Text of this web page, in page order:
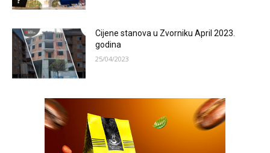
Cijene stanova u Zvorniku April 2023.
godina
25/04/2023